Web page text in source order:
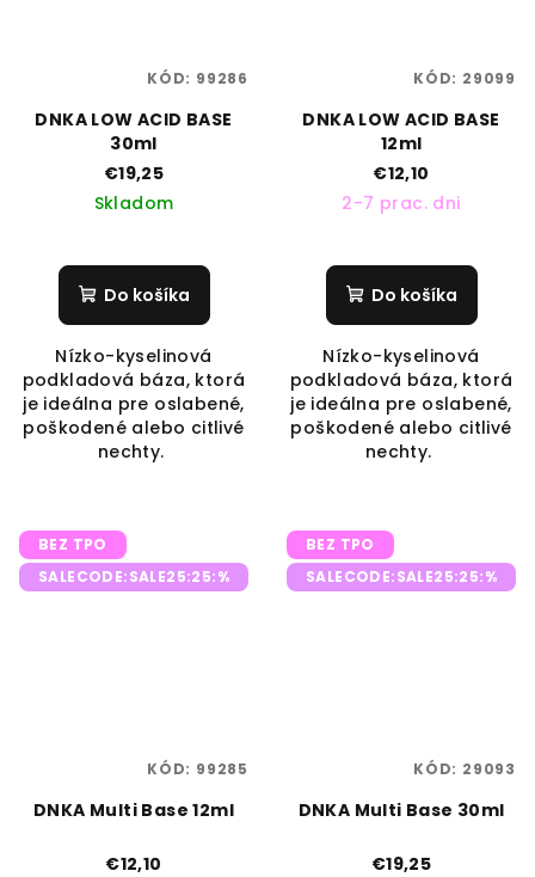
DNKA LOW ACID BASE
30ml
€19,25
Skladom
Do košíka
Nízko-kyselinová
podkladová báza, ktorá
je ideálna pre oslabené,
poškodené alebo citlivé
nechty.
KÓD: 99286
DNKA LOW ACID BASE
12ml
€12,10
2-7 prac. dni
Do košíka
Nízko-kyselinová
podkladová báza, ktorá
je ideálna pre oslabené,
poškodené alebo citlivé
nechty.
KÓD: 29099
BEZ TPO
SALECODE:SALE25:25:%
DNKA Multi Base 12ml
€12,10
KÓD: 99285
BEZ TPO
SALECODE:SALE25:25:%
DNKA Multi Base 30ml
€19,25
KÓD: 29093